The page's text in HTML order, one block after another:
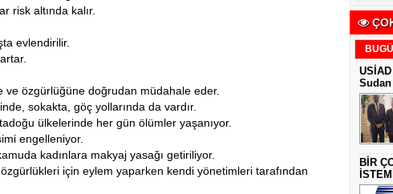
risk altında kalır.
evlendirilir.
ve özgürlüğüne doğrudan müdahale eder.
sokakta, göç yollarında da vardır.
ülkelerinde her gün ölümler yaşanıyor.
engelleniyor.
kadınlara makyaj yasağı getiriliyor.
için eylem yaparken kendi yönetimleri tarafından
BİR